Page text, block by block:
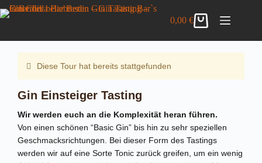
Zum
Inhalt
Gin Einsteiger Tasting
DETAILS ANZEIGEN
Warenkorb
0,00€
Diese Tour hat bereits stattgefunden
Gin Einsteiger Tasting
Wir werden euch an die Komplexität heran führen.
Von einen schönen “Basic Gin” bis hin zu sehr speziellen
Geschmacksrichtungen. Bei dieser Form des Tastings
werden wir auf eine Sorte Tonic zurück greifen, um ein wenig